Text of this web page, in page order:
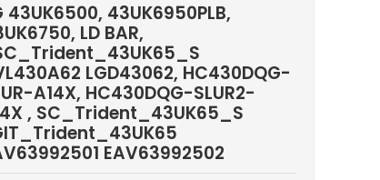
43UK6500, 43UK6950PLB,
LD BAR,
LGD43062, HC430DQG-
A14X, HC430DQG-SLUR2-
, SC_Trident_43UK65_S
EAV63992502